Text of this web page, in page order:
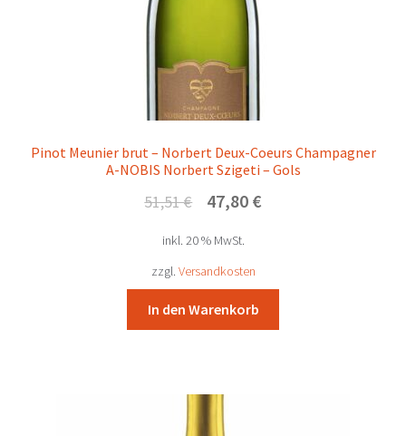
Pinot Meunier brut – Norbert Deux-Coeurs Champagner
A-NOBIS Norbert Szigeti – Gols
51,51€
Ursprünglicher
war:
51,51 €
47,80 €Aktueller
inkl. 20 % MwSt.
zzgl. Versandkosten
In den Warenkorb